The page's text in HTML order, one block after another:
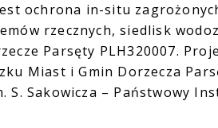
ochrona in-situ
rzecznych, siedlisk
Parsęty PLH320007.
Miast i Gmin Dorzecza
S. Sakowicza – Państwowy